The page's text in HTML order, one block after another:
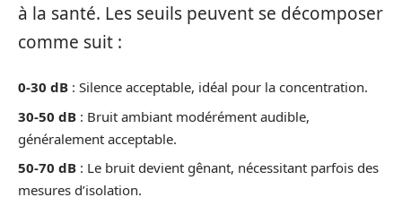
à la santé. Les seuils peuvent se décomposer
comme suit :
0-30 dB : Silence acceptable, idéal pour la concentration.
30-50 dB : Bruit ambiant modérément audible,
généralement acceptable.
50-70 dB : Le bruit devient gênant, nécessitant parfois des
mesures d’isolation.